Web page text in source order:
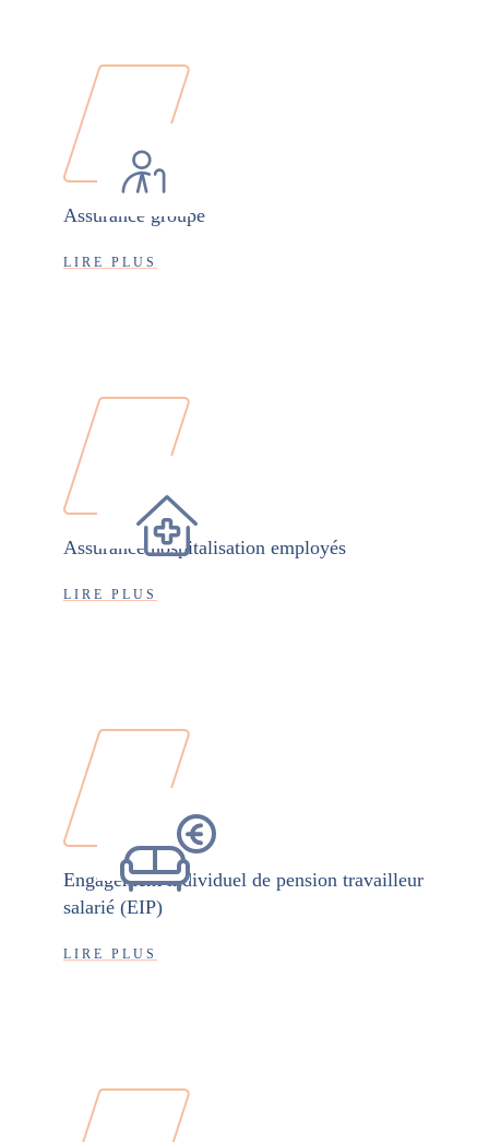
Assurance groupe
LIRE PLUS
Assurance hospitalisation employés
LIRE PLUS
Engagement individuel de pension travailleur
salarié (EIP)
LIRE PLUS